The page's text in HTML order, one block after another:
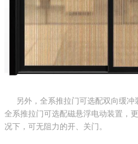
另外，全系推拉门可选配双向缓冲
全系推拉门可选配磁悬浮电动装置，
况下，可无阻力的开、关门。